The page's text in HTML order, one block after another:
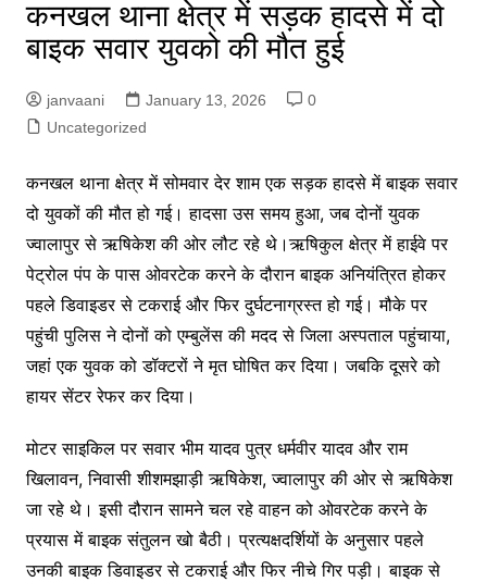
कनखल थाना क्षेत्र में सड़क हादसे में दो
बाइक सवार युवको की मौत हुई
janvaani January 13, 2026
0
Uncategorized
कनखल थाना क्षेत्र में सोमवार देर शाम एक सड़क हादसे में बाइक सवार
दो युवकों की मौत हो गई। हादसा उस समय हुआ, जब दोनों युवक
ज्वालापुर से ऋषिकेश की ओर लौट रहे थे।ऋषिकुल क्षेत्र में हाईवे पर
पेट्रोल पंप के पास ओवरटेक करने के दौरान बाइक अनियंत्रित होकर
पहले डिवाइडर से टकराई और फिर दुर्घटनाग्रस्त हो गई। मौके पर
पहुंची पुलिस ने दोनों को एम्बुलेंस की मदद से जिला अस्पताल पहुंचाया,
जहां एक युवक को डॉक्टरों ने मृत घोषित कर दिया। जबकि दूसरे को
हायर सेंटर रेफर कर दिया।
मोटर साइकिल पर सवार भीम यादव पुत्र धर्मवीर यादव और राम
खिलावन, निवासी शीशमझाड़ी ऋषिकेश, ज्वालापुर की ओर से ऋषिकेश
जा रहे थे। इसी दौरान सामने चल रहे वाहन को ओवरटेक करने के
प्रयास में बाइक संतुलन खो बैठी। प्रत्यक्षदर्शियों के अनुसार पहले
उनकी बाइक डिवाइडर से टकराई और फिर नीचे गिर पड़ी। बाइक से